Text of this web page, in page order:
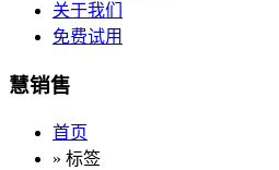
关于我们
免费试用
慧销售
首页
» 标签